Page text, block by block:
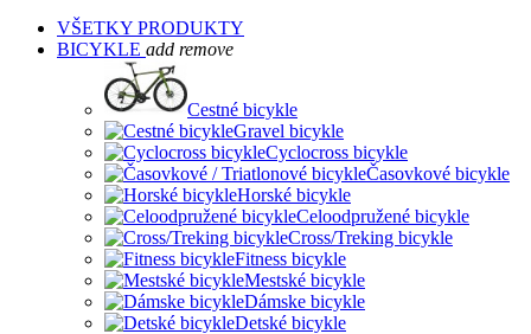
VŠETKY PRODUKTY
BICYKLE add remove
Cestné bicykle
Gravel bicykle
Cyclocross bicykle
Časovkové bicykle
Horské bicykle
Celoodpružené bicykle
Cross/Treking bicykle
Fitness bicykle
Mestské bicykle
Dámske bicykle
Detské bicykle